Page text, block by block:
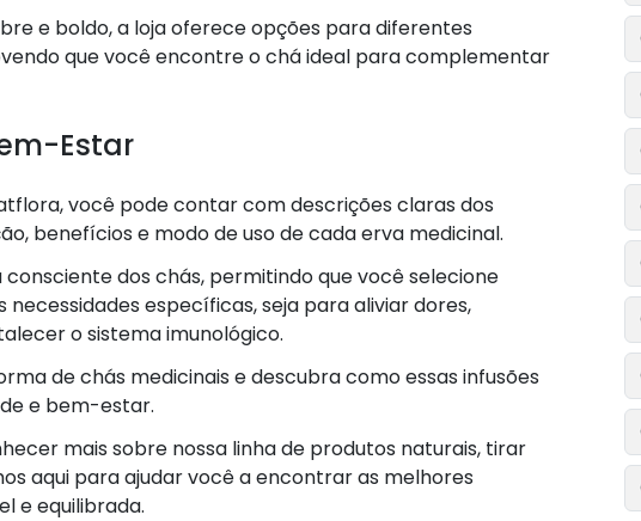
e boldo, a loja oferece opções para diferentes
que você encontre o chá ideal para complementar
Estar
você pode contar com descrições claras dos
benefícios e modo de uso de cada erva medicinal.
dos chás, permitindo que você selecione
específicas, seja para aliviar dores,
o sistema imunológico.
de chás medicinais e descubra como essas infusões
e bem-estar.
mais sobre nossa linha de produtos naturais, tirar
aqui para ajudar você a encontrar as melhores
e equilibrada.